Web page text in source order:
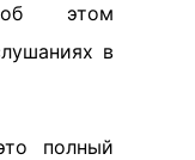
этом
в
полный